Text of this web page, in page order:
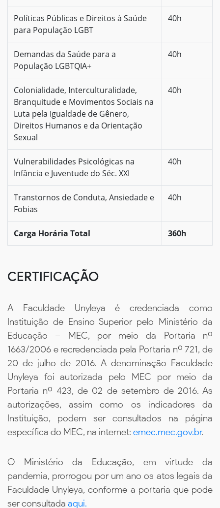
Políticas Públicas e Direitos à Saúde
para População LGBT
40h
Demandas da Saúde para a
População LGBTQIA+
40h
Colonialidade, Interculturalidade,
Branquitude e Movimentos Sociais na
Luta pela Igualdade de Gênero,
Direitos Humanos e da Orientação
Sexual
40h
Vulnerabilidades Psicológicas na
Infância e Juventude do Séc. XXI
40h
Transtornos de Conduta, Ansiedade e
Fobias
40h
Carga Horária Total 360h
CERTIFICAÇÃO
A Faculdade Unyleya é credenciada como
Instituição de Ensino Superior pelo Ministério da
Educação – MEC, por meio da Portaria nº
1663/2006 e recredenciada pela Portaria nº 721, de
20 de julho de 2016. A denominação Faculdade
Unyleya foi autorizada pelo MEC por meio da
Portaria nº 423, de 02 de setembro de 2016. As
autorizações, assim como os indicadores da
Instituição, podem ser consultados na página
específica do MEC, na internet: emec.mec.gov.br.
O Ministério da Educação, em virtude da
pandemia, prorrogou por um ano os atos legais da
Faculdade Unyleya, conforme a portaria que pode
ser consultada aqui.